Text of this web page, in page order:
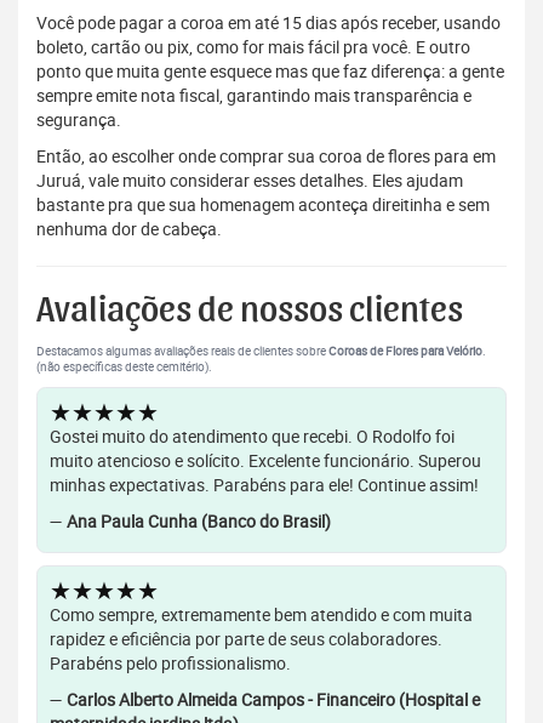
Você pode pagar a coroa em até 15 dias após receber, usando
boleto, cartão ou pix, como for mais fácil pra você. E outro
ponto que muita gente esquece mas que faz diferença: a gente
sempre emite nota fiscal, garantindo mais transparência e
segurança.
Então, ao escolher onde comprar sua coroa de flores para em
Juruá, vale muito considerar esses detalhes. Eles ajudam
bastante pra que sua homenagem aconteça direitinha e sem
nenhuma dor de cabeça.
Avaliações de nossos clientes
Destacamos algumas avaliações reais de clientes sobreCoroas de Flores para Velório.
(não específicas deste cemitério).
★★★★★
Gostei muito do atendimento que recebi. O Rodolfo foi
muito atencioso e solícito. Excelente funcionário. Superou
minhas expectativas. Parabéns para ele! Continue assim!
— Ana Paula Cunha (Banco do Brasil)
★★★★★
Como sempre, extremamente bem atendido e com muita
rapidez e eficiência por parte de seus colaboradores.
Parabéns pelo profissionalismo.
— Carlos Alberto Almeida Campos - Financeiro (Hospital e